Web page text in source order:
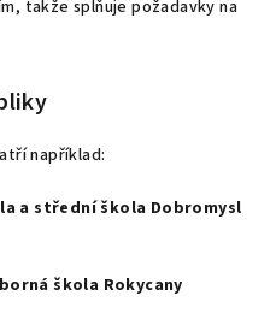
takže splňuje požadavky na
například:
a střední škola Dobromysl
škola Rokycany